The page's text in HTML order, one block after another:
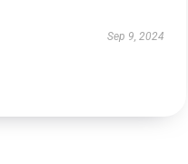
Sep 9, 2024